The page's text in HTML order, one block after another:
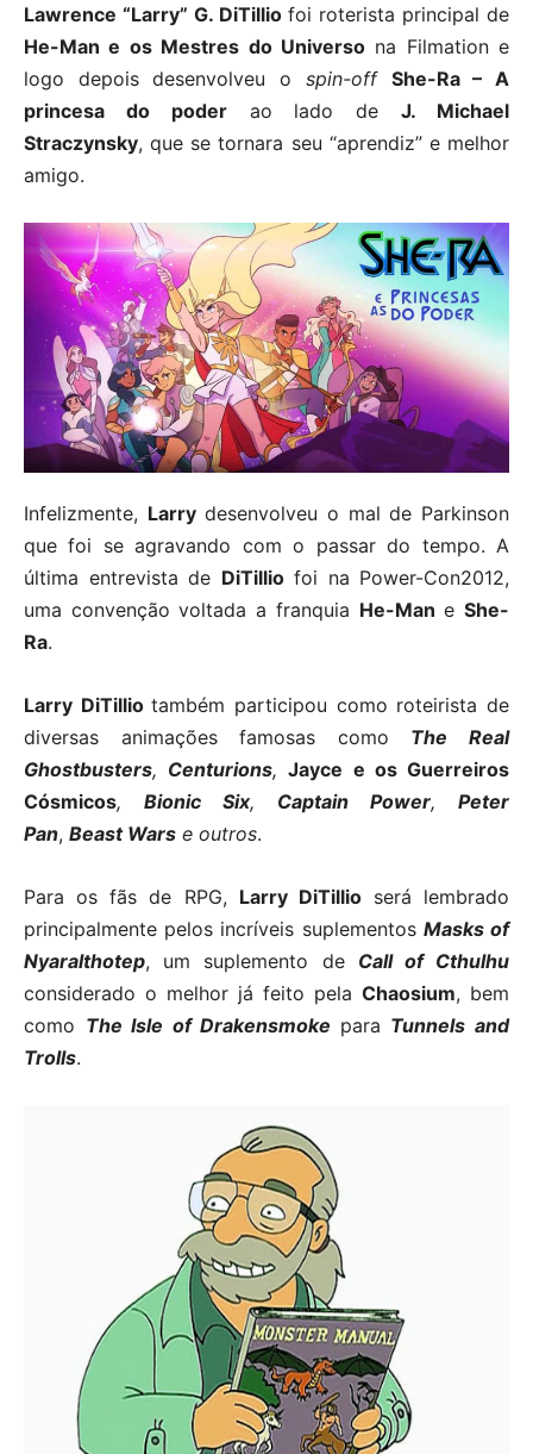
Lawrence “Larry” G. DiTillio foi roterista principal de
He-Man e os Mestres do Universona Filmation e
logo depois desenvolveu o spin-off
She-Ra – A
princesa do poderao lado deJ. Michael
Straczynsky, que se tornara seu “aprendiz” e melhor
amigo.
Infelizmente, Larrydesenvolveu o mal de Parkinson
que foi se agravando com o passar do tempo. A
última entrevista de DiTilliofoi na Power-Con2012,
uma convenção voltada a franquia He-Man eShe-
Ra.
Larry DiTillio também participou como roteirista de
diversas animações famosas como The Real
Ghostbusters, Centurions,Jayce e os Guerreiros
Cósmicos, Bionic Six, Captain Power, Peter
Pan, Beast Wars e outros.
Para os fãs de RPG, Larry DiTillioserá lembrado
principalmente pelos incríveis suplementos Masks of
Nyaralthotep, um suplemento de Call of Cthulhu
considerado o melhor já feito pela Chaosium, bem
como The Isle of Drakensmoke para Tunnels and
Trolls.